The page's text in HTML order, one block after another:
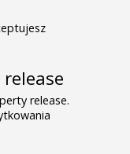
release.